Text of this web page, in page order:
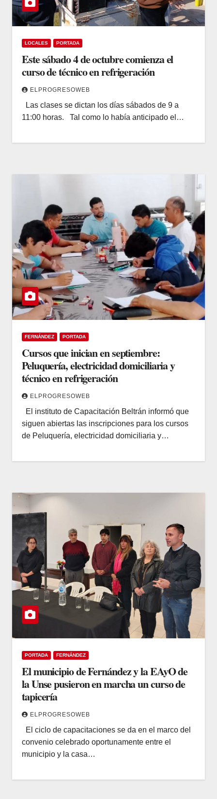
LOCALES PORTADA
Este sábado 4 de octubre comienza el
curso de técnico en refrigeración
ELPROGRESOWEB
Las clases se dictan los días sábados de 9 a
11:00 horas. Tal como lo había anticipado el…
FERNÁNDEZ PORTADA
Cursos que inician en septiembre:
Peluquería, electricidad domiciliaria y
técnico en refrigeración
ELPROGRESOWEB
El instituto de Capacitación Beltrán informó que
siguen abiertas las inscripciones para los cursos
de Peluquería, electricidad domiciliaria y…
PORTADA FERNÁNDEZ
El municipio de Fernández y la EAyO de
la Unse pusieron en marcha un curso de
tapicería
ELPROGRESOWEB
El ciclo de capacitaciones se da en el marco del
convenio celebrado oportunamente entre el
municipio y la casa…